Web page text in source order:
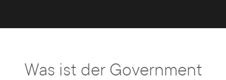
Was ist der Government